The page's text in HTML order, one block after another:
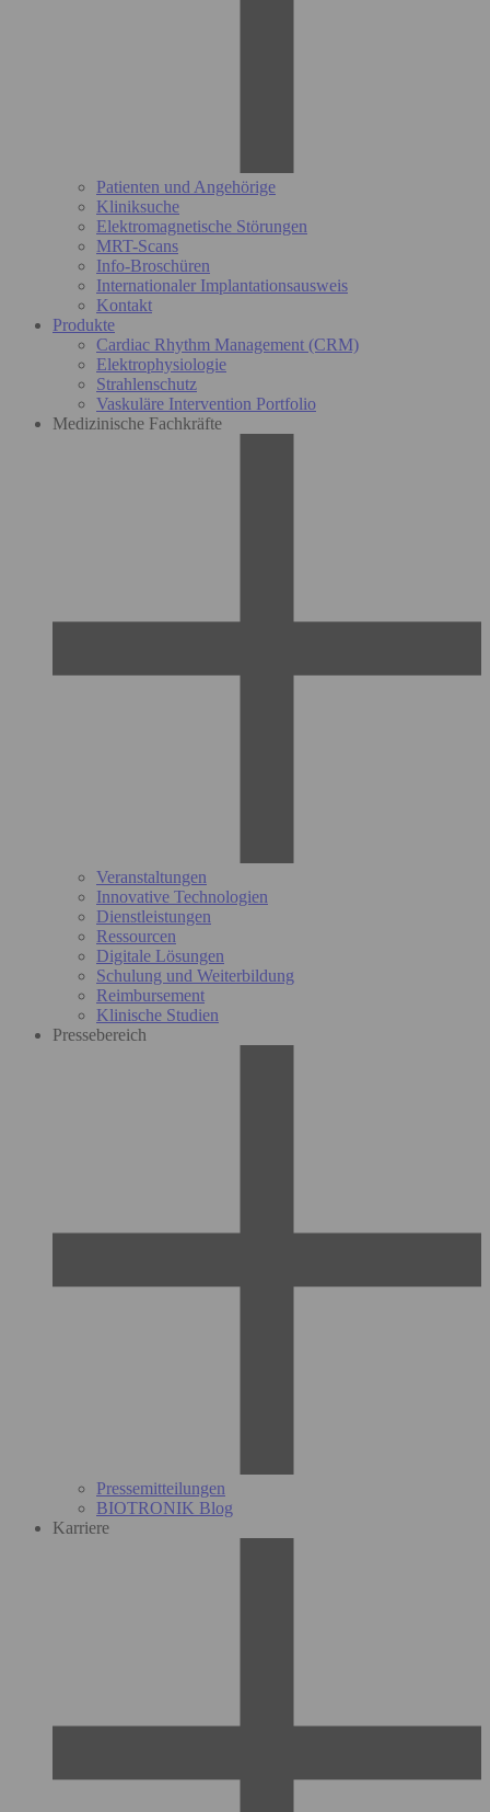
Patienten und Angehörige
Kliniksuche
Elektromagnetische Störungen
MRT-Scans
Info-Broschüren
Internationaler Implantationsausweis
Kontakt
Produkte
Cardiac Rhythm Management (CRM)
Elektrophysiologie
Strahlenschutz
Vaskuläre Intervention Portfolio
Medizinische Fachkräfte
Veranstaltungen
Innovative Technologien
Dienstleistungen
Ressourcen
Digitale Lösungen
Schulung und Weiterbildung
Reimbursement
Klinische Studien
Pressebereich
Pressemitteilungen
BIOTRONIK Blog
Karriere